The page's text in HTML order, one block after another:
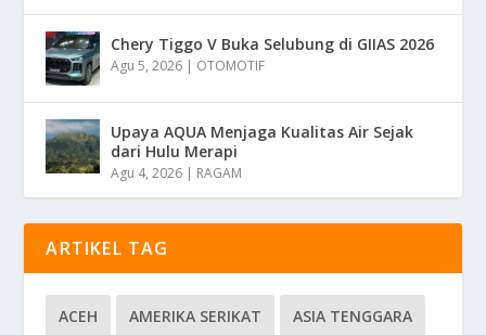
Chery Tiggo V Buka Selubung di GIIAS 2026
Agu 5, 2026 | OTOMOTIF
Upaya AQUA Menjaga Kualitas Air Sejak
dari Hulu Merapi
Agu 4, 2026 | RAGAM
ARTIKEL TAG
ACEH AMERIKA SERIKAT ASIA TENGGARA